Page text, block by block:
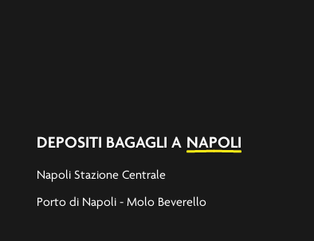
DEPOSITI BAGAGLI A NAPOLI
Napoli Stazione Centrale
Porto di Napoli - Molo Beverello